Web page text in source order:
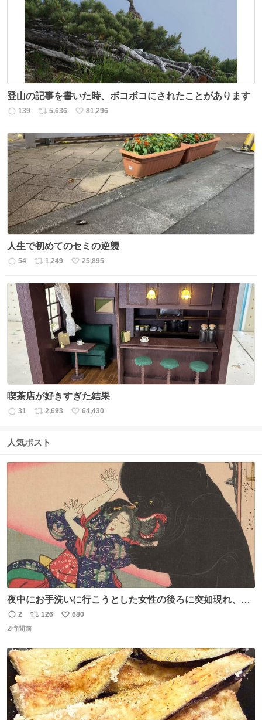
ト
数
数
登山の記事を書いた時、ボコボコにされたことがあります
返
数
139
リ
ス
ト
数
5,636
い
ね
数
81,296
人生で初めてのセミの逆襲
返
数
54
リ
ス
数
1,249
い
数
25,895
喫茶店が好きすぎた結果
返
数
31
リ
ス
数
2,693
い
64,430
人気ポスト
夜中にお手洗いに行こうとした女性の後ろに突如現れ、髪
の毛にガブリと嚙みついたのは、「髪切」という真っ黒な
モンスター。顔をアップでみるとちょっと怖い、正体不明
「アニマル＆モンスター」展にて8/23まで展示していま
す。
返
信
2
リ
ポ
ト
数
126
い
数
680
2時間前